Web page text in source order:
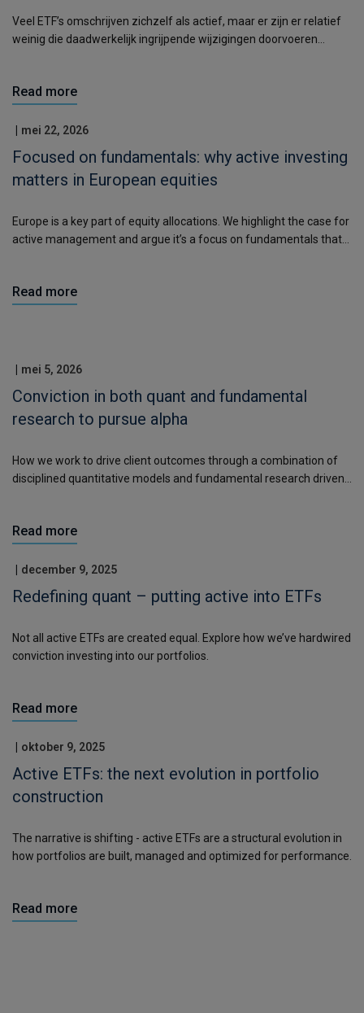
Veel ETF’s omschrijven zichzelf als actief, maar er zijn er relatief
weinig die daadwerkelijk ingrijpende wijzigingen doorvoeren
Read more
mei 22, 2026
Focused on fundamentals: why active investing
matters in European equities
Europe is a key part of equity allocations. We highlight the case for
active management and argue it’s a focus on fundamentals that
Read more
mei 5, 2026
Conviction in both quant and fundamental
research to pursue alpha
How we work to drive client outcomes through a combination of
disciplined quantitative models and fundamental research driven
Read more
december 9, 2025
Redefining quant – putting active into ETFs
Not all active ETFs are created equal. Explore how we’ve hardwired
conviction investing into our portfolios.
Read more
oktober 9, 2025
Active ETFs: the next evolution in portfolio
construction
The narrative is shifting - active ETFs are a structural evolution in
how portfolios are built, managed and optimized for performance.
Read more